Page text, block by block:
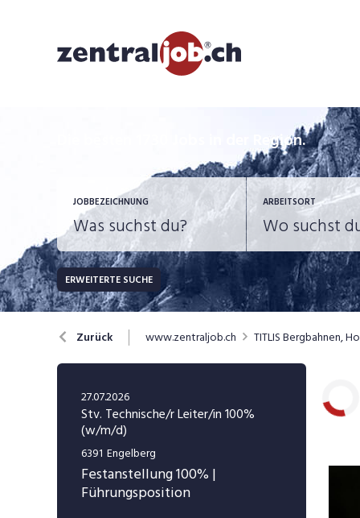
Die besten 1730 Jobs in der Region.
JOBBEZEICHNUNG ARBEITSORT
JOB-TYP
Festanstellung
Freelance
Lehrstelle
Bank, Versicherung
Chemie, Pharma, Biotechnologie
Engineering, Technik, Architektur
Gastronomie, Hotellerie,
Tourismus, Lebensmittel
Informatik, Telekommunikation
ERWEITERTE SUCHE
Zurück www.zentraljob.ch TITLIS Bergbahnen,
27.07.2026
Stv. Technische/r Leiter/in 100%
(w/m/d)
6391 Engelberg
Festanstellung100% |
Führungsposition